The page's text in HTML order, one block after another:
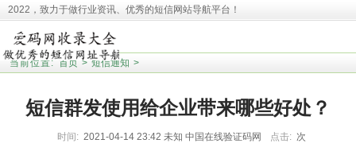
2022，致力于做行业资讯、优秀的短信网站导航平台！
本站收录相关网址皆来源于网络，欢迎广大用户反馈问题网站，本站将第一时间清
理！并且提醒大家！
当前位置:
首页 > 短信通知 >
短信群发使用给企业带来哪些好处？
时间: 2021-04-14 23:42 未知 中国在线验证码网 点击: 次